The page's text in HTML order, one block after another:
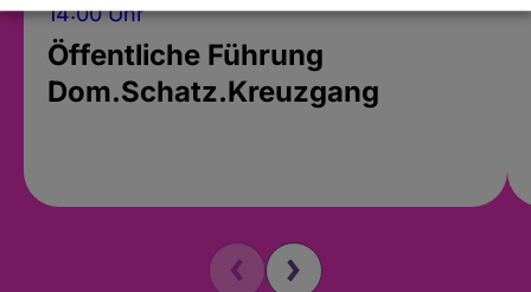
14:00 Uhr
Öffentliche Führung
Dom.Schatz.Kreuzgang